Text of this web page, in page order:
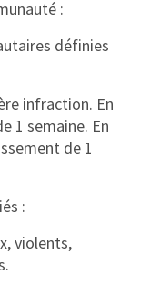
:
définies
infraction. En
1 semaine. En
de 1
:
violents,